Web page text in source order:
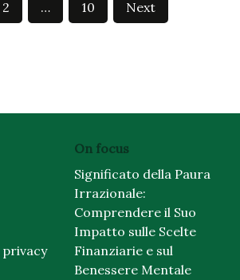
2 … 10 Next
On focus
Significato della Paura
Irrazionale:
Comprendere il Suo
Impatto sulle Scelte
Finanziarie e sul
Benessere Mentale